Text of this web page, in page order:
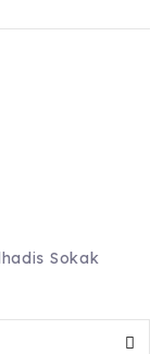
Sokak